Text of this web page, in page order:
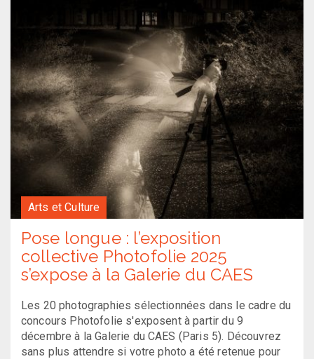
Arts et Culture
Pose longue : l’exposition
collective Photofolie 2025
s’expose à la Galerie du CAES
Les 20 photographies sélectionnées dans le cadre du
concours Photofolie s'exposent à partir du 9
décembre à la Galerie du CAES (Paris 5). Découvrez
sans plus attendre si votre photo a été retenue pour